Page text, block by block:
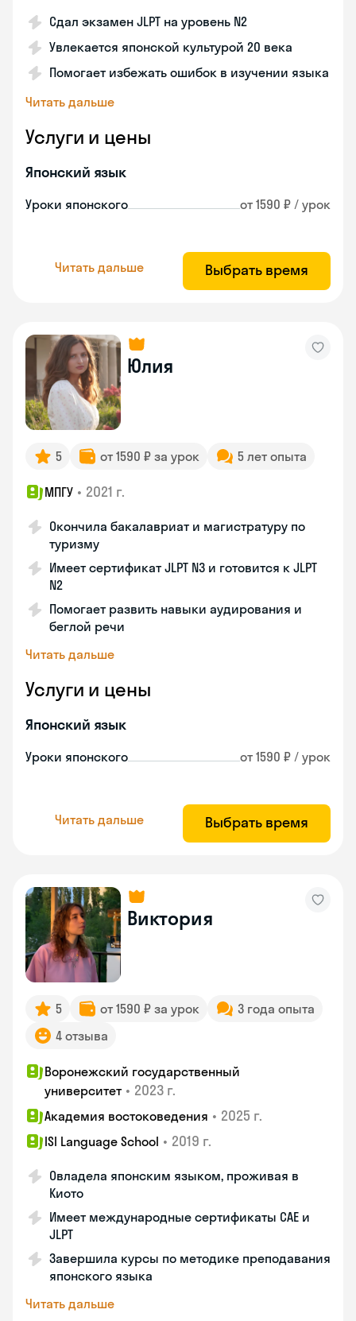
Сдал экзамен JLPT на уровень N2
Увлекается японской культурой 20 века
Помогает избежать ошибок в изучении языка
Читать дальше
Услуги и цены
Японский язык
Уроки японского от 1590 ₽ / урок
Читать дальше Выбрать время
Юлия
5 от 1590 ₽ за урок 5 лет опыта
МПГУ • 2021 г.
Окончила бакалавриат и магистратуру по
туризму
Имеет сертификат JLPT N3 и готовится к JLPT
N2
Помогает развить навыки аудирования и
беглой речи
Читать дальше
Услуги и цены
Японский язык
Уроки японского от 1590 ₽ / урок
Читать дальше Выбрать время
Виктория
5 от 1590 ₽ за урок
3 года опыта
4 отзыва
Воронежский государственный
университет • 2023 г.
Академия востоковедения • 2025 г.
ISI Language School • 2019 г.
Овладела японским языком, проживая в
Киото
Имеет международные сертификаты CAE и
JLPT
Завершила курсы по методике преподавания
японского языка
Читать дальше